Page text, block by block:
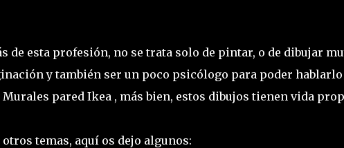
de esta profesión, no se trata solo de pintar, o de dibujar
y también ser un poco psicólogo para poder
pared Ikea , más bien, estos dibujos tienen vida
temas, aquí os dejo algunos: